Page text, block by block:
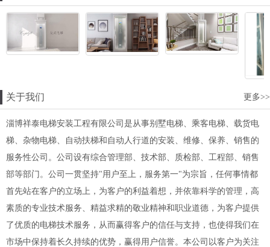
关于我们 更多>>
淄博祥泰电梯安装工程有限公司是从事别墅电梯、乘客电梯、载货电
梯、杂物电梯、自动扶梯和自动人行道的安装、维修、保养、销售的
服务性公司。公司设有综合管理部、技术部、质检部、工程部、销售
部等部门。公司一贯坚持"用户至上，服务第一"为宗旨，任何事情都
首先站在客户的立场上，为客户的利益着想，并依靠科学的管理，高
素质的专业技术服务、精益求精的敬业精神和职业道德，为客户提供
了优质的电梯技术服务，从而赢得客户的信任与支持，也使得我们在
市场中保持着长久持续的优势，赢得用户信誉。本公司以客户为关注